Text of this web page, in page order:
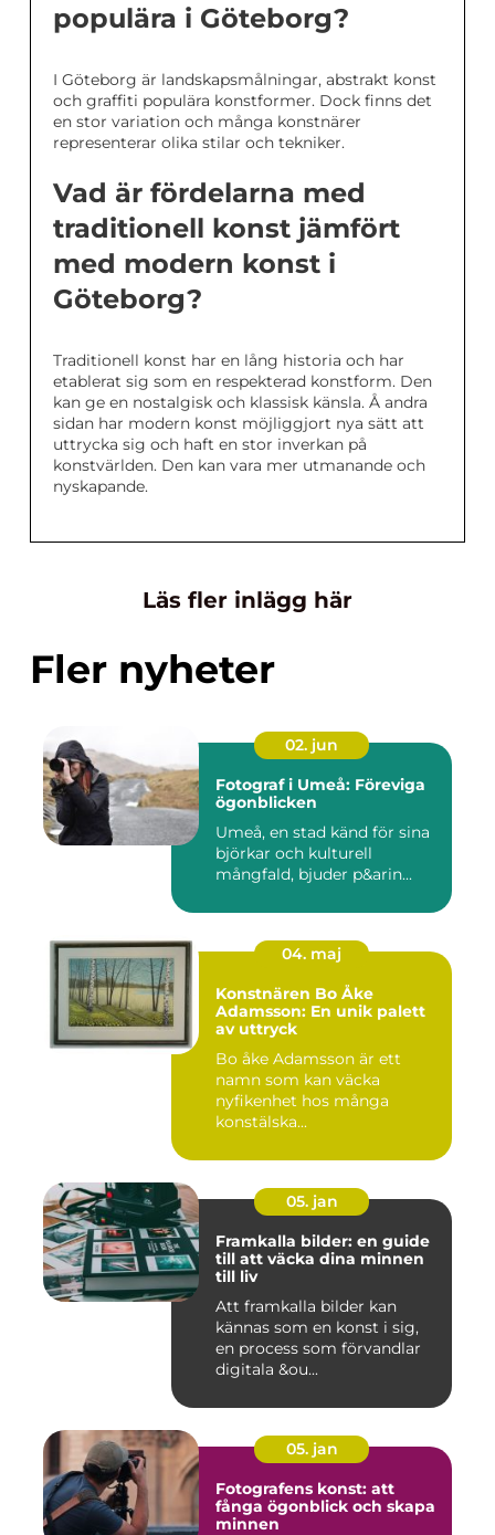
populära i Göteborg?
I Göteborg är landskapsmålningar, abstrakt konst
och graffiti populära konstformer. Dock finns det
en stor variation och många konstnärer
representerar olika stilar och tekniker.
Vad är fördelarna med
traditionell konst jämfört
med modern konst i
Göteborg?
Traditionell konst har en lång historia och har
etablerat sig som en respekterad konstform. Den
kan ge en nostalgisk och klassisk känsla. Å andra
sidan har modern konst möjliggjort nya sätt att
uttrycka sig och haft en stor inverkan på
konstvärlden. Den kan vara mer utmanande och
nyskapande.
Läs fler inlägg här
Fler nyheter
02. jun
Fotograf i Umeå: Föreviga
ögonblicken
Umeå, en stad känd för sina
björkar och kulturell
mångfald, bjuder p&arin...
04. maj
Konstnären Bo Åke
Adamsson: En unik palett
av uttryck
Bo åke Adamsson är ett
namn som kan väcka
nyfikenhet hos många
konstälska...
05. jan
Framkalla bilder: en guide
till att väcka dina minnen
till liv
Att framkalla bilder kan
kännas som en konst i sig,
en process som förvandlar
digitala &ou...
05. jan
Fotografens konst: att
fånga ögonblick och skapa
minnen